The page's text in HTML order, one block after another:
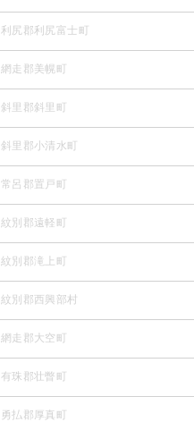
利尻郡利尻富士町
網走郡美幌町
斜里郡斜里町
斜里郡小清水町
常呂郡置戸町
紋別郡遠軽町
紋別郡滝上町
紋別郡西興部村
網走郡大空町
有珠郡壮瞥町
勇払郡厚真町